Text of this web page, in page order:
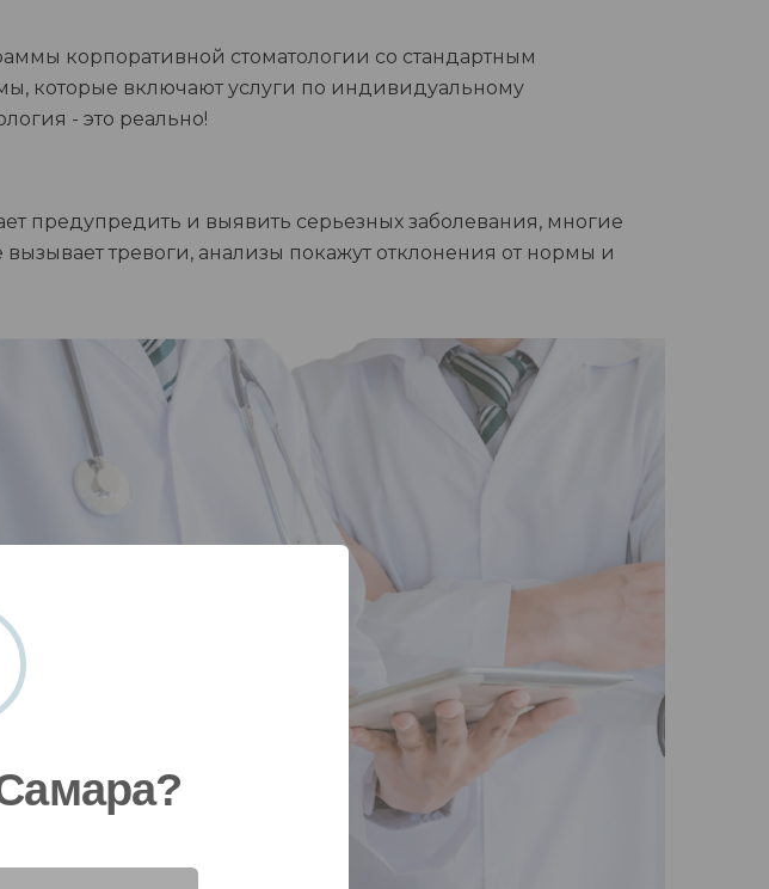
корпоративной стоматологии со стандартным
которые включают услуги по индивидуальному
- это реально!
предупредить и выявить серьезных заболевания, многие
тревоги, анализы покажут отклонения от нормы и